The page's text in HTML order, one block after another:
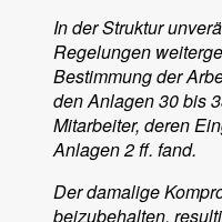
In der Struktur
Regelungen
Bestimmung der
den Anlagen 30 bis
Mitarbeiter, deren
Anlagen 2 ff. fand.
Der damalige
beizubehalten,